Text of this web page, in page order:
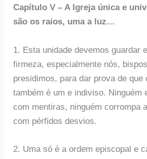
Capítulo V – A Igreja única e
são os raios, uma a luz…
1. Esta unidade devemos guardar
firmeza, especialmente nós,
presidimos, para dar prova de que
também é um e indiviso. Ninguém
com mentiras, ninguém corrompa
com pérfidos desvios.
2. Uma só é a ordem episcopal e